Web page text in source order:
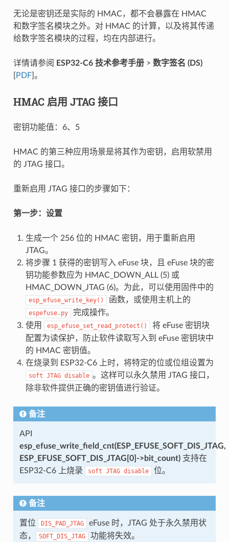
无论是密钥还是实际的 HMAC，都不会暴露在 HMAC
和数字签名模块之外。对 HMAC 的计算，以及将其传递
给数字签名模块的过程，均在内部进行。
详情请参阅 ESP32-C6 技术参考手册> 数字签名 (DS)
PDF]。
HMAC 启用 JTAG 接口
密钥功能值：6、5
HMAC 的第三种应用场景是将其作为密钥，启用软禁用
的 JTAG 接口。
重新启用 JTAG 接口的步骤如下：
第一步：设置
生成一个 256 位的 HMAC 密钥，用于重新启用
JTAG。
将步骤 1 获得的密钥写入 eFuse 块，且 eFuse 块的密
钥功能参数应为 HMAC_DOWN_ALL (5) 或
HMAC_DOWN_JTAG (6)。为此，可以使用固件中的
esp_efuse_write_key() 函数，或使用主机上的
espefuse.py
完成操作。
使用
esp_efuse_set_read_protect()
将 eFuse 密钥块
配置为读保护，防止软件读取写入到 eFuse 密钥块中
的 HMAC 密钥值。
在烧录到 ESP32-C6 上时，将特定的位或位组设置为
soft JTAG disable 。这样可以永久禁用 JTAG 接口，
除非软件提供正确的密钥值进行验证。
备注
API
esp_efuse_write_field_cnt(ESP_EFUSE_SOFT_DIS_JTAG,
ESP_EFUSE_SOFT_DIS_JTAG[0]->bit_count)支持在
ESP32-C6 上烧录
soft JTAG disable 位。
备注
置位 DIS_PAD_JTAG
eFuse 时，JTAG 处于永久禁用状
态，
SOFT_DIS_JTAG 功能将失效。